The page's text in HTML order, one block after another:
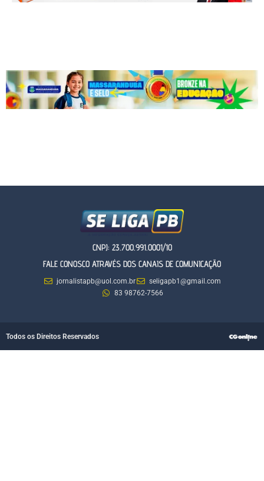
CNPJ: 23.700.991.0001/10
FALE CONOSCO ATRAVÉS DOS CANAIS DE COMUNICAÇÃO
jornalistapb@uol.com.br
seligapb1@gmail.com
83 98762-7566
Todos os Direitos Reservados